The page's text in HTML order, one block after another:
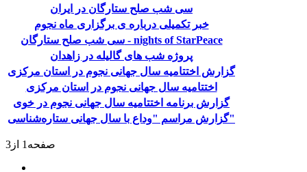
سی شب صلح ستارگان در ایران
خبر تکمیلی درباره ی برگزاری ماه نجوم
سی شب صلح ستارگان - nights of StarPeace
پروژه شب های گالیله در زاهدان
گزارش اختتامیه سال جهانی نجوم در استان مرکزی
اختتامیه سال جهانی نجوم در استان مرکزی
گزارش برنامه اختتامیه سال جهانی نجوم در خوی
گزارش مراسم "وداع با سال جهانی ستاره‌شناسی"
صفحه1 از3